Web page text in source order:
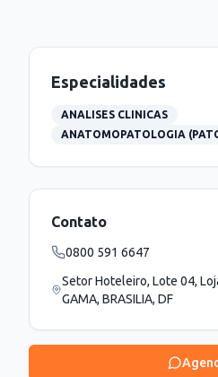
Especialidades
ANALISES CLINICAS
ANATOMOPATOLOGIA
Contato
0800 591 6647
Setor Hoteleiro, Lote 04,
GAMA, BRASILIA, DF